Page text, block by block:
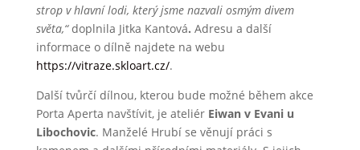
strop v hlavní lodi, který jsme nazvali osmým divem
světa,“doplnila Jitka Kantová. Adresu a další
informace o dílně najdete na webu
https://vitraze.skloart.cz/.
Další tvůrčí dílnou, kterou bude možné během akce
Porta Aperta navštívit, je ateliér Eiwan v Evani u
Libochovic. Manželé Hrubí se věnují práci s